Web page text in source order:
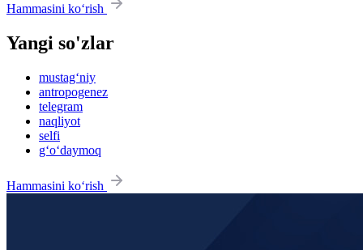
Hammasini ko‘rish
Yangi so'zlar
mustag‘niy
antropogenez
telegram
naqliyot
selfi
g‘o‘daymoq
Hammasini ko‘rish